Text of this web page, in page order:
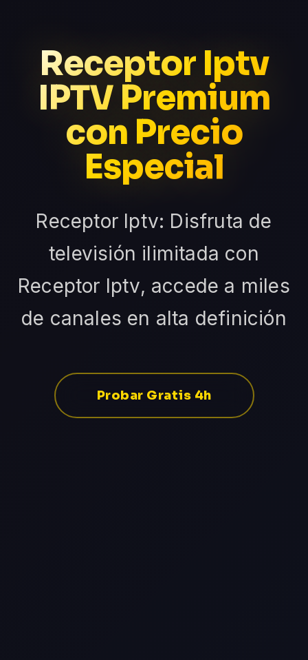
Receptor Iptv
IPTV Premium
con Precio
Especial
Receptor Iptv: Disfruta de
televisión ilimitada con
Receptor Iptv, accede a miles
de canales en alta definición
Probar Gratis 4h